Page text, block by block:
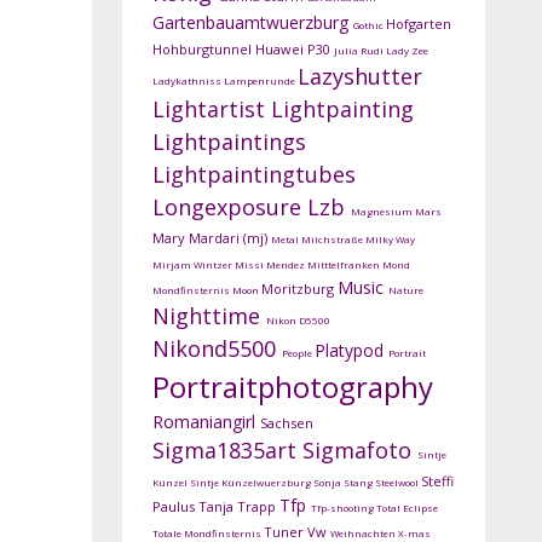
Gartenbauamtwuerzburg Gothic Hofgarten
Hohburgtunnel Huawei P30 Julia Rudi Lady Zee
Ladykathniss Lampenrunde Lazyshutter
Lightartist Lightpainting
Lightpaintings
Lightpaintingtubes
Longexposure Lzb Magnesium Mars
Mary Mardari (mj) Metal Milchstraße Milky Way
Mirjam Wintzer Missi Mendez Mitttelfranken Mond
Mondfinsternis Moon Moritzburg Music Nature
Nighttime Nikon D5500
Nikond5500 People Platypod Portrait
Portraitphotography
Romaniangirl Sachsen
Sigma1835art Sigmafoto Sintje
Künzel Sintje Künzelwuerzburg Sonja Stang Steelwool Steffi
Paulus Tanja Trapp Tfp Tfp-shootingTotal Eclipse
Totale Mondfinsternis Tuner Vw Weihnachten X-mas